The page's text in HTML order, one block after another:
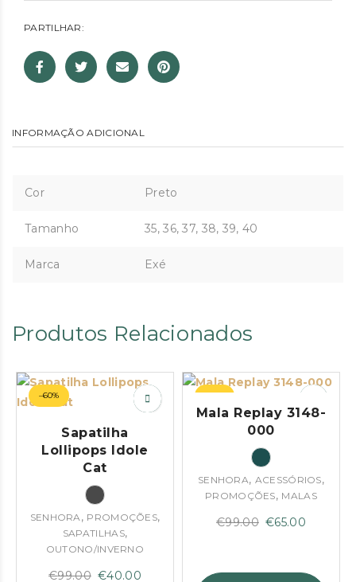
PARTILHAR:
INFORMAÇÃO ADICIONAL
Cor Preto
Tamanho 35, 36, 37, 38, 39, 40
Marca Exé
Produtos Relacionados
–60%
Sapatilha
Lollipops Idole
Cat
SENHORA, PROMOÇÕES,
SAPATILHAS,
OUTONO/INVERNO
€99.00 O
€40.00
–34%
Mala Replay 3148-
000
SENHORA, ACESSÓRIOS,
PROMOÇÕES, MALAS
€99.00 O
€65.00